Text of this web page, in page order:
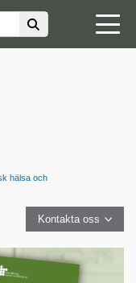
hälsa och
Kontakta oss